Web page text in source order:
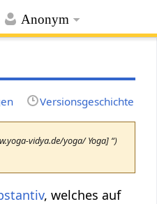
Anonym
Versionsgeschichte
vidya.de/yoga/ Yoga] “)
, welches auf